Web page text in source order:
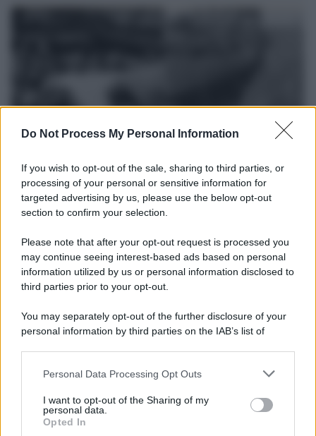
Do Not Process My Personal Information
If you wish to opt-out of the sale, sharing to third parties, or
processing of your personal or sensitive information for
targeted advertising by us, please use the below opt-out
section to confirm your selection.
Please note that after your opt-out request is processed you
may continue seeing interest-based ads based on personal
information utilized by us or personal information disclosed to
third parties prior to your opt-out.
You may separately opt-out of the further disclosure of your
personal information by third parties on the IAB’s list of
This information may also be disclosed by us to third parties
disclose it to other third parties.
Please note that this website/app uses one or more Google
Personal Data Processing Opt Outs
I want to opt-out of the Sharing of my
personal data.
Opted In
La data /L'8 agosto, quando la memoria dovrebbe insegnarci
qualcosa
carbone di Marcinelle. Lo stesso giorno del 1991 arrivarono con il
mercantile Vlora più di ventimila albanesi in cerca di una vita
migliore che, pur tra paure e solidarietà, abbiamo accolto. Questa
memoria sembra scolorire, lasciando spazio a una narrazione che
Il ricordo / Le radici di Francesco
L'album /"Timeless", il nuovo album postumo di Prince